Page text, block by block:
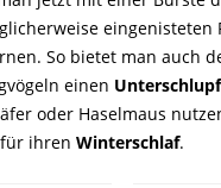
eingenisteten
So bietet man auch
einen
oder Haselmaus
ihren Winterschlaf.